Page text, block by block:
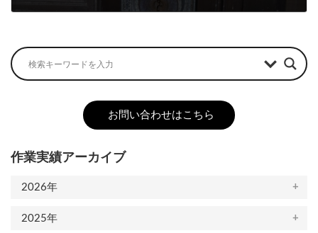
お問い合わせはこちら
作業実績アーカイブ
2026年
2025年